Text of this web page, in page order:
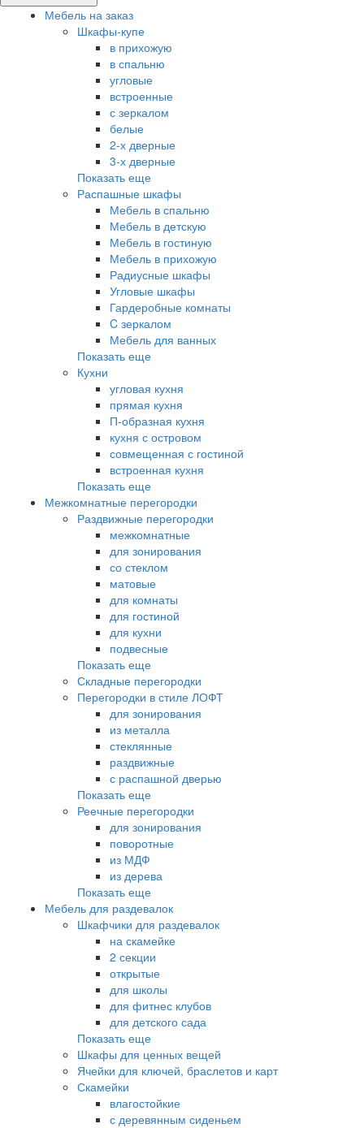
Мебель на заказ
Шкафы-купе
в прихожую
в спальню
угловые
встроенные
с зеркалом
белые
2-х дверные
3-х дверные
Показать еще
Распашные шкафы
Мебель в спальню
Мебель в детскую
Мебель в гостиную
Мебель в прихожую
Радиусные шкафы
Угловые шкафы
Гардеробные комнаты
C зеркалом
Мебель для ванных
Показать еще
Кухни
угловая кухня
прямая кухня
П-образная кухня
кухня с островом
совмещенная с гостиной
встроенная кухня
Показать еще
Межкомнатные перегородки
Раздвижные перегородки
межкомнатные
для зонирования
со стеклом
матовые
для комнаты
для гостиной
для кухни
подвесные
Показать еще
Складные перегородки
Перегородки в стиле ЛОФТ
для зонирования
из металла
стеклянные
раздвижные
с распашной дверью
Показать еще
Реечные перегородки
для зонирования
поворотные
из МДФ
из дерева
Показать еще
Мебель для раздевалок
Шкафчики для раздевалок
на скамейке
2 секции
открытые
для школы
для фитнес клубов
для детского сада
Показать еще
Шкафы для ценных вещей
Ячейки для ключей, браслетов и карт
Скамейки
влагостойкие
с деревянным сиденьем